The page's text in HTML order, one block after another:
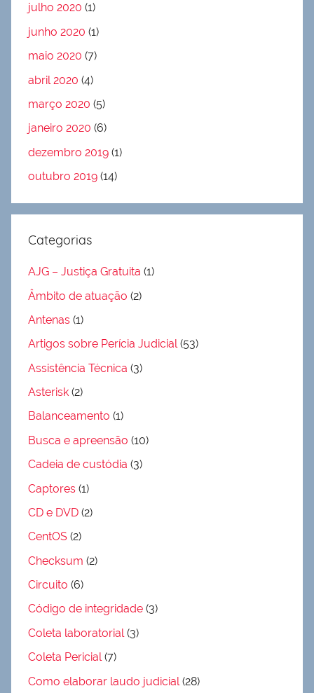
julho 2020 (1)
junho 2020 (1)
maio 2020 (7)
abril 2020 (4)
março 2020 (5)
janeiro 2020 (6)
dezembro 2019 (1)
outubro 2019 (14)
Categorias
AJG – Justiça Gratuita (1)
Âmbito de atuação (2)
Antenas (1)
Artigos sobre Perícia Judicial(53)
Assistência Técnica (3)
Asterisk (2)
Balanceamento (1)
Busca e apreensão (10)
Cadeia de custódia (3)
Captores (1)
CD e DVD (2)
CentOS (2)
Checksum (2)
Circuito (6)
Código de integridade (3)
Coleta laboratorial(3)
Coleta Pericial(7)
Como elaborar laudo judicial (28)